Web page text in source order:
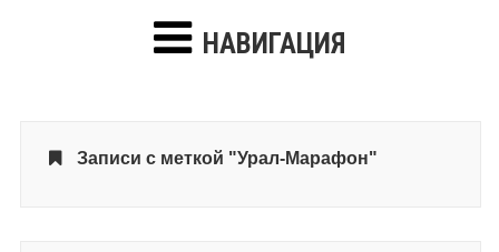
НАВИГАЦИЯ
Записи с меткой "Урал-Марафон"